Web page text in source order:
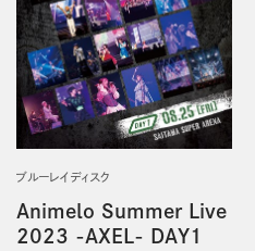
ブルーレイディスク
Animelo Summer Live
2023 -AXEL- DAY1